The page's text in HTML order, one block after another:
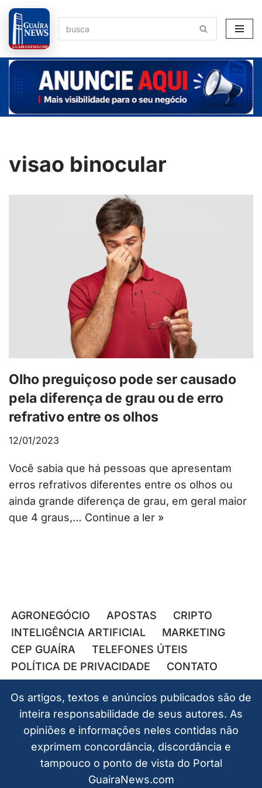
Pular
para
o
conteúdo
visao binocular
Olho preguiçoso pode ser causado
pela diferença de grau ou de erro
refrativo entre os olhos
12/01/2023
Você sabia que há pessoas que apresentam
erros refrativos diferentes entre os olhos ou
ainda grande diferença de grau, em geral maior
que 4 graus,… Continue a ler »
AGRONEGÓCIO APOSTAS
CRIPTO
INTELIGÊNCIA ARTIFICIAL
MARKETING
CEP GUAÍRA
TELEFONES ÚTEIS
POLÍTICA DE PRIVACIDADE
CONTATO
Os artigos, textos e anúncios publicados são de
inteira responsabilidade de seus autores. As
opiniões e informações neles contidas não
exprimem concordância, discordância e
tampouco o ponto de vista do Portal
GuairaNews.com